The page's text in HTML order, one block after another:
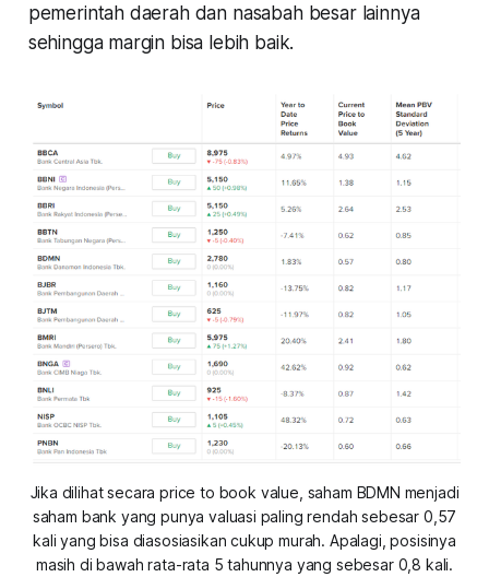
pemerintah daerah dan nasabah besar lainnya
sehingga margin bisa lebih baik.
Jika dilihat secara price to book value, saham BDMN menjadi
saham bank yang punya valuasi paling rendah sebesar 0,57
kali yang bisa diasosiasikan cukup murah. Apalagi, posisinya
masih di bawah rata-rata 5 tahunnya yang sebesar 0,8 kali.